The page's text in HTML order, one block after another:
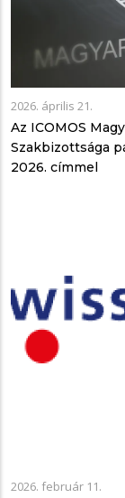
2026. április 21.
Az ICOMOS
Szakbizottsága
2026. címmel
2026. február 11.